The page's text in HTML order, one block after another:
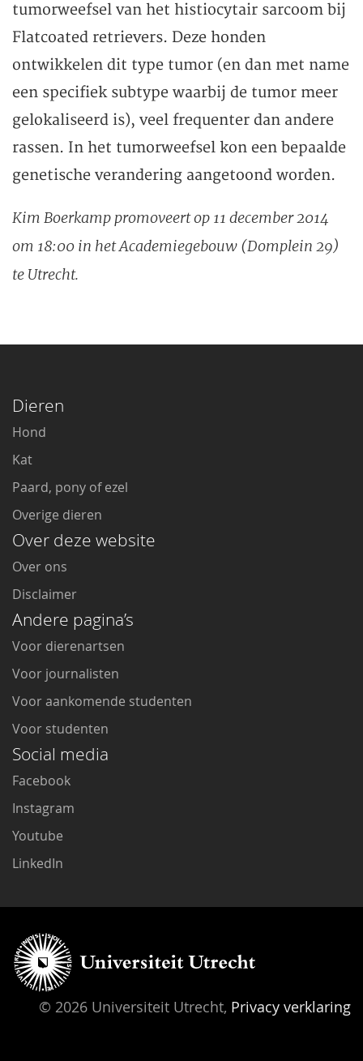
tumorweefsel van het histiocytair sarcoom bij
Flatcoated retrievers. Deze honden
ontwikkelen dit type tumor (en dan met name
een specifiek subtype waarbij de tumor meer
gelokaliseerd is), veel frequenter dan andere
rassen. In het tumorweefsel kon een bepaalde
genetische verandering aangetoond worden.
Kim Boerkamp promoveert op 11 december 2014
om 18:00 in het Academiegebouw (Domplein 29)
te Utrecht.
Dieren
Hond
Kat
Paard, pony of ezel
Overige dieren
Over deze website
Over ons
Disclaimer
Andere pagina’s
Voor dierenartsen
Voor journalisten
Voor aankomende studenten
Voor studenten
Social media
Facebook
Instagram
Youtube
LinkedIn
© 2026 Universiteit Utrecht, Privacy verklaring